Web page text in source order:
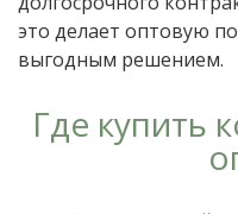
это делает оптовую
выгодным решением.
Где купить